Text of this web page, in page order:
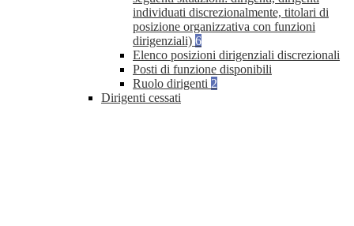
individuati discrezionalmente, titolari di
posizione organizzativa con funzioni
dirigenziali) 6
Elenco posizioni dirigenziali discrezionali
Posti di funzione disponibili
Ruolo dirigenti 2
Dirigenti cessati